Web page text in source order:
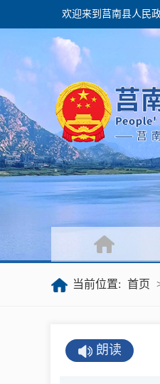
欢迎来到莒南县人民
当前位置: 首页
朗读